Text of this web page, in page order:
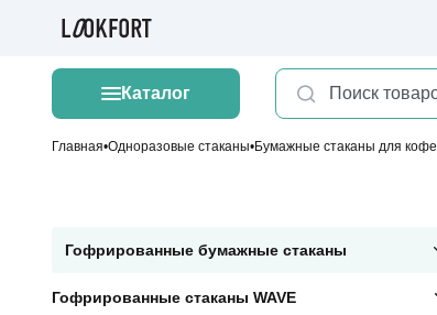
Каталог
Главная Одноразовые стаканы Бумажные стаканы для кофе
Гофрированные бумажные стаканы
Гофрированные стаканы WAVE